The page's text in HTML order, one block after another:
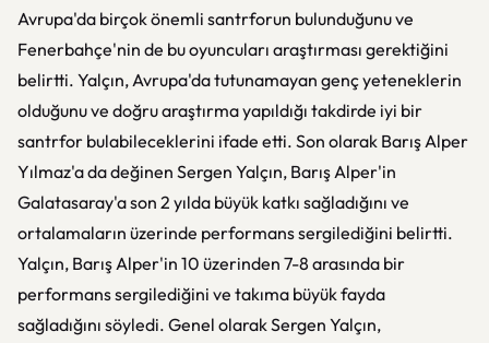
Avrupa'da birçok önemli santrforun bulunduğunu ve
Fenerbahçe'nin de bu oyuncuları araştırması gerektiğini
belirtti. Yalçın, Avrupa'da tutunamayan genç yeteneklerin
olduğunu ve doğru araştırma yapıldığı takdirde iyi bir
santrfor bulabileceklerini ifade etti. Son olarak Barış Alper
Yılmaz'a da değinen Sergen Yalçın, Barış Alper'in
Galatasaray'a son 2 yılda büyük katkı sağladığını ve
ortalamaların üzerinde performans sergilediğini belirtti.
Yalçın, Barış Alper'in 10 üzerinden 7-8 arasında bir
performans sergilediğini ve takıma büyük fayda
sağladığını söyledi. Genel olarak Sergen Yalçın,